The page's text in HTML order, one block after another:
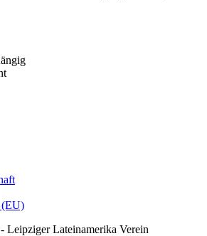
(EU)
Leipziger Lateinamerika Verein